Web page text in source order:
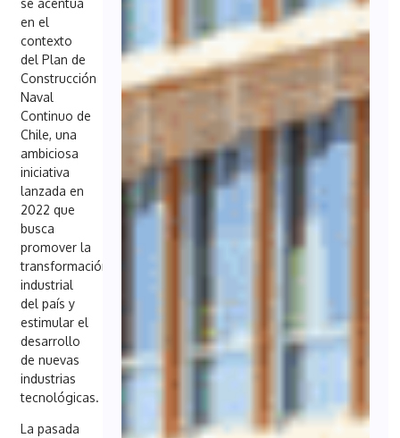
en el
contexto
del Plan de
Construcción
Naval
Continuo de
Chile, una
ambiciosa
iniciativa
lanzada en
2022 que
busca
promover la
transformación
industrial
del país y
estimular el
desarrollo
de nuevas
industrias
tecnológicas.
La pasada